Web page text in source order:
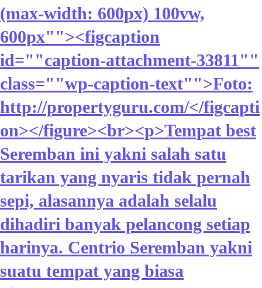
(max-width: 600px) 100vw,
600px""><figcaption
id=""caption-attachment-33811""
class=""wp-caption-text"">Foto:
http://propertyguru.com/</figcapti
on></figure><br><p>Tempat best
Seremban ini yakni salah satu
tarikan yang nyaris tidak pernah
sepi, alasannya adalah selalu
dihadiri banyak pelancong setiap
harinya. Centrio Seremban yakni
suatu tempat yang biasa